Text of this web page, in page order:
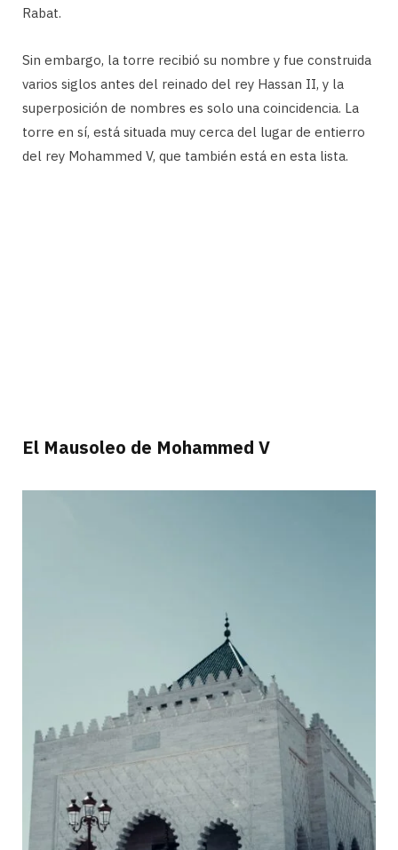
Rabat.
Sin embargo, la torre recibió su nombre y fue construida
varios siglos antes del reinado del rey Hassan II, y la
superposición de nombres es solo una coincidencia. La
torre en sí, está situada muy cerca del lugar de entierro
del rey Mohammed V, que también está en esta lista.
El Mausoleo de Mohammed V